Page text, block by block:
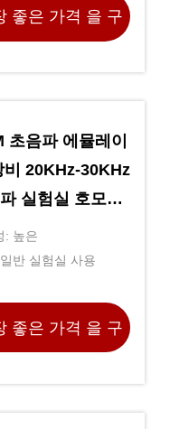
좋은 가격 을 구
초음파 에뮬레이
비 20KHz-30KHz
실험실 호모게
정확성: 높은
적용: 일반 실험실 사용
좋은 가격 을 구